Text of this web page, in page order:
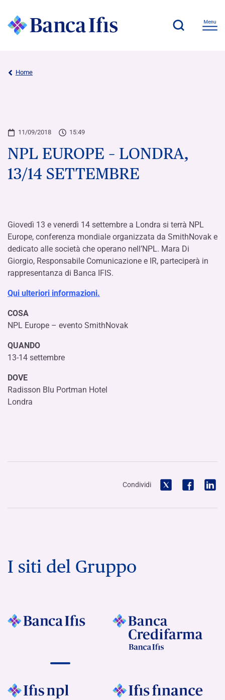
Home
11/09/2018 15:49
NPL EUROPE – LONDRA,
13/14 SETTEMBRE
Giovedì 13 e venerdì 14 settembre a Londra si terrà NPL
Europe, conferenza mondiale organizzata da SmithNovak e
dedicato alle società che operano nell’NPL. Mara Di
Giorgio, Responsabile Comunicazione e IR, parteciperà in
rappresentanza di Banca IFIS.
Qui ulteriori informazioni.
COSA
NPL Europe – evento SmithNovak
QUANDO
13-14 settembre
DOVE
Radisson Blu Portman Hotel
Londra
Condividi
I siti del Gruppo